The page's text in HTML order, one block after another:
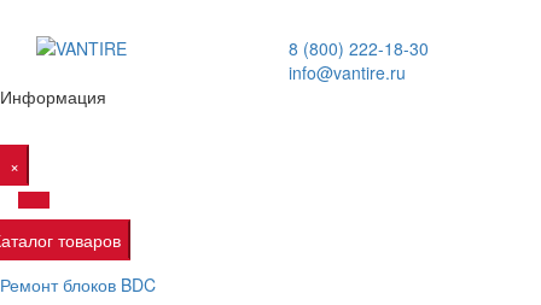
8 (800) 222-18-30
info@vantire.ru
Информация
×
товаров
Ремонт блоков BDC